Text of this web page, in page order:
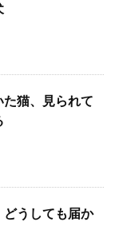
猫、見られて
うしても届か